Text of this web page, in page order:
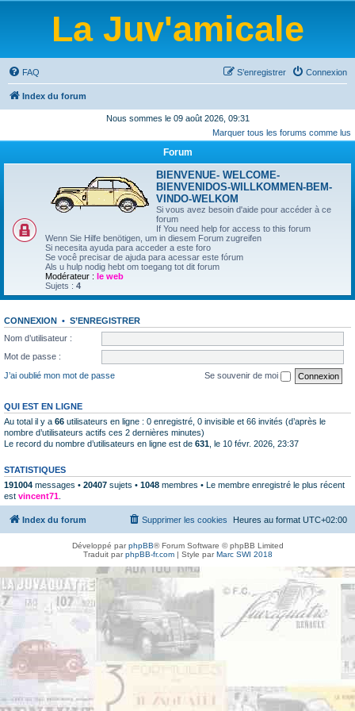
La Juv'amicale
FAQ Connexion
S’enregistrer
Index du forum
Nous sommes le 09 août 2026, 09:31
Marquer tous les forums comme lus
Forum
BIENVENUE- WELCOME-
BIENVENIDOS-WILLKOMMEN-BEM-
VINDO-WELKOM
Si vous avez besoin d'aide pour accéder à ce
forum
If You need help for access to this forum
Wenn Sie Hilfe benötigen, um in diesem Forum zugreifen
Si necesita ayuda para acceder a este foro
Se você precisar de ajuda para acessar este fórum
Als u hulp nodig hebt om toegang tot dit forum
Modérateur : le web
Sujets : 4
CONNEXION • S’ENREGISTRER
Nom d’utilisateur :
Mot de passe :
J’ai oublié mon mot de passe
Se souvenir de moi
QUI EST EN LIGNE
Au total il y a 66 utilisateurs en ligne : 0 enregistré, 0 invisible et 66 invités (d’après le
nombre d’utilisateurs actifs ces 2 dernières minutes)
Le record du nombre d’utilisateurs en ligne est de 631 , le 10 févr. 2026, 23:37
STATISTIQUES
191004 messages • 20407 sujets • 1048 membres • Le membre enregistré le plus récent
est vincent71
Index du forum Heures au format UTC+02:00
Supprimer les cookies
Développé parphpBB® Forum Software © phpBB Limited
Traduit parphpBB-fr.com| Style parMarc SWI 2018